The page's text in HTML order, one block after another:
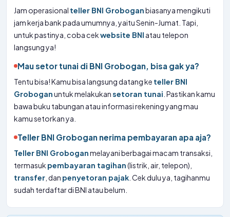
Jam operasional teller BNI Groboganbiasanya mengikuti
jam kerja bank pada umumnya, yaitu Senin-Jumat. Tapi,
untuk pastinya, coba cekwebsite BNI atau telepon
langsung ya!
Mau setor tunai di BNI Grobogan, bisa gak ya?
Tentu bisa! Kamu bisa langsung datang ke teller BNI
Groboganuntuk melakukansetoran tunai . Pastikan kamu
bawa buku tabungan atau informasi rekening yang mau
kamu setorkan ya.
Teller BNI Grobogan nerima pembayaran apa aja?
Teller BNI Groboganmelayani berbagai macam transaksi,
termasuk pembayaran tagihan(listrik, air, telepon),
transfer , dan penyetoran pajak . Cek dulu ya, tagihanmu
sudah terdaftar di BNI atau belum.